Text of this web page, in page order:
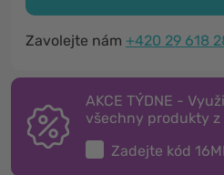
Zavolejte nám +420 29 618
AKCE TÝDNE -
všechny produkty z
Zadejte kód